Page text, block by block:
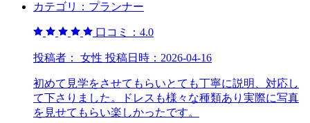
カテゴリ： プランナー
口コミ： 4.0
投稿者： 女性 投稿日時： 2026-04-16
初めて見学をさせてもらいとても丁寧に説明、対応し
て下さりました。ドレスも様々な種類あり実際に写真
を見せてもらい楽しかったです。